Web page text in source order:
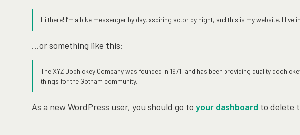
Hi there! I’m a bike messenger by day, aspiring actor by night, and this is my website. I
…or something like this:
The XYZ Doohickey Company was founded in 1971, and has been providing quality
things for the Gotham community.
As a new WordPress user, you should go to your dashboard to delete